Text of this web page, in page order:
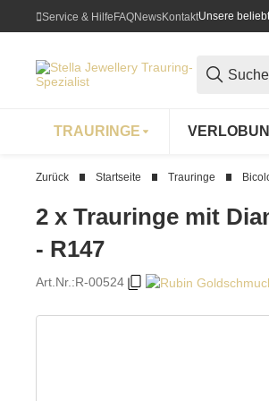
Service & HilfeFAQNewsKontaktUnsere
TRAURINGE
Zurück Startseite Trauringe
2 x Trauringe mit
- R147
Art.Nr.:R-00524